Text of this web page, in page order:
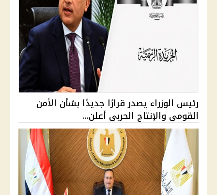
رئيس الوزراء يصدر قرارًا جديدًا بشأن الأمن
القومي والإنتاج الحربي أعلن...